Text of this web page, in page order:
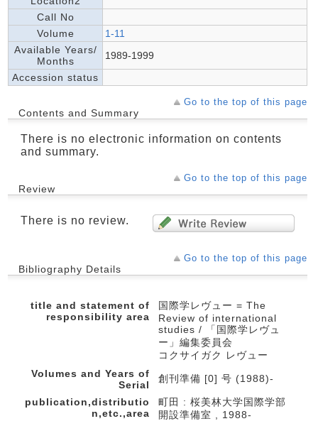
Call No
Volume
1-11
Available Years/
Months
1989-1999
Accession status
Go to the top of this page
Contents and Summary
There is no electronic information on contents
and summary.
Go to the top of this page
Review
There is no review.
Go to the top of this page
Bibliography Details
title and statement of
responsibility area
国際学レヴュー = The
Review of international
studies / 「国際学レヴュ
ー」編集委員会
コクサイガク レヴュー
Volumes and Years of
Serial
創刊準備 [0] 号 (1988)-
publication,distributio
n,etc.,area
町田 : 桜美林大学国際学部
開設準備室 , 1988-